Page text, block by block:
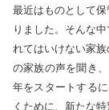
最近はものとして
りました。そんな
れてはいけない家
の家族の声を聞き
年をスタートする
くために、新たな